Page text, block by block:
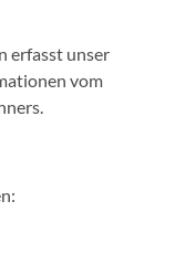
erfasst unser
vom